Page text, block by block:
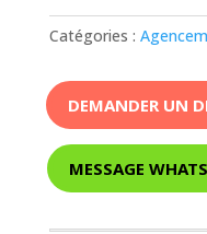
Catégories :
DEMANDER UN
MESSAGE